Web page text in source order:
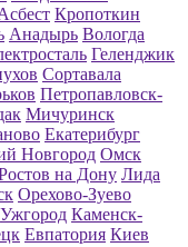
Кропоткин
Анадырь Вологда
Геленджик
Сортавала
Петропавловск-
Мичуринск
Екатерибург
Новгород Омск
на Дону Лида
Орехово-Зуево
Ужгород Каменск-
Евпатория Киев